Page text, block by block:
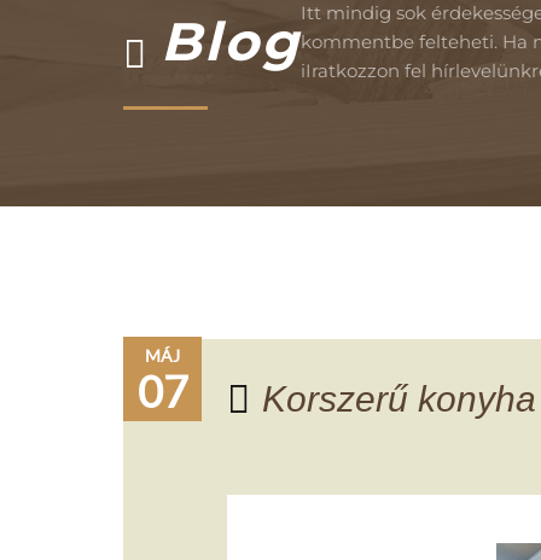
BlogItt mindig sok
kommentbe felteheti. Ha
iIratkozzon fel
MÁJ
07 Korszerű konyha